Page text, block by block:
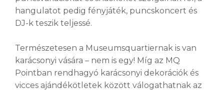
hangulatot pedig fényjáték, puncskoncert és
DJ-k teszik teljessé.
Természetesen a Museumsquartiernak is van
karácsonyi vására – nem is egy! Míg az MQ
Pointban rendhagyó karácsonyi dekorációk és
vicces ajándékötletek között válogathatnak az